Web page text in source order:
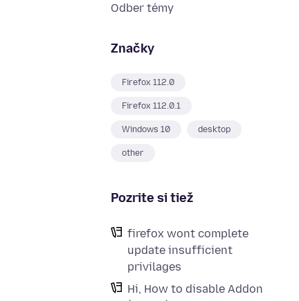
Odber témy
Značky
Firefox 112.0
Firefox 112.0.1
Windows 10 desktop
other
Pozrite si tiež
firefox wont complete
update insufficient
privilages
Hi, How to disable Addon